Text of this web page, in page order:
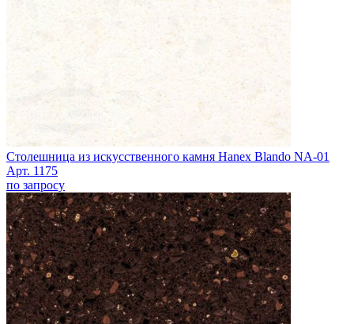
Столешница из искусственного камня Hanex Blando NA-01
Арт. 1175
по запросу